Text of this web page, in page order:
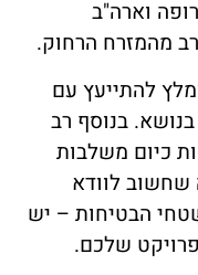
וארה"ב
מהמזרח הרחוק.
להתייעץ עם
בנוסף רב
כיום משלבות
שחשוב לוודא
הבטיחות – יש
שלכם.